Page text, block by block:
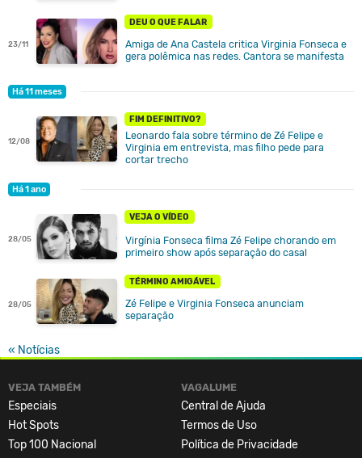
23/11
DEU O QUE FALAR
Amiga de Ana Castela critica Virginia Fonseca e
gera polêmica nas redes. Cantora se manifesta
Há 11 meses
12/08
FIM DEFINITIVO?
Leonardo fala sobre término de Zé Felipe e
Virginia em entrevista, mas filho pede para
cortar trecho
Há 1 ano
28/05
VEJA O VÍDEO
Virgínia Fonseca filma Zé Felipe chorando em
primeiro show após separação do casal
28/05
TÉRMINO AMIGÁVEL
Zé Felipe e Virginia Fonseca anunciam
separação
« Notícias
VEJA TAMBÉM
Especiais
Hot Spots
Top 100 Nacional
VAGALUME
Central de Ajuda
Termos de Uso
Política de Privacidade